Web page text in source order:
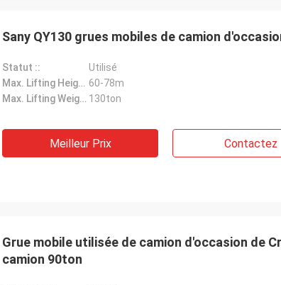
Sany QY130 grues mobiles de camion
Statut ::
Utilisé
Max. Lifting Height :: 60-78m
Max. Lifting Weight :: 130ton
Meilleur Prix Contactez
Grue mobile utilisée de camion d'occasion de
camion 90ton